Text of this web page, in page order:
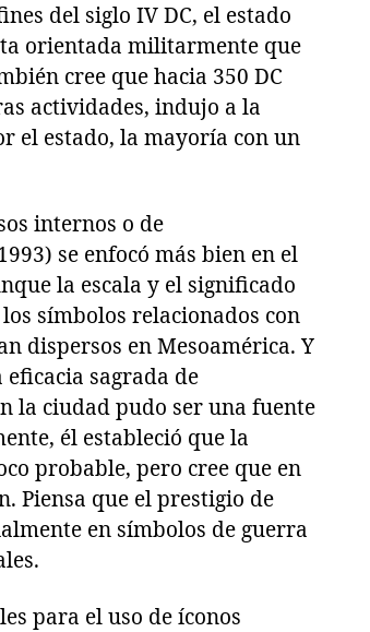
del siglo IV DC, el estado
orientada militarmente que
cree que hacia 350 DC
actividades, indujo a la
el estado, la mayoría con un
internos o de
se enfocó más bien en el
la escala y el significado
símbolos relacionados con
dispersos en Mesoamérica. Y
sagrada de
la ciudad pudo ser una fuente
él estableció que la
probable, pero cree que en
Piensa que el prestigio de
en símbolos de guerra
para el uso de íconos